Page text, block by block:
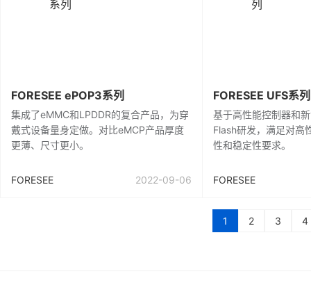
FORESEE ePOP3系列
集成了eMMC和LPDDR的复合产品，为穿
戴式设备量身定做。对比eMCP产品厚度
更薄、尺寸更小。
FORESEE 2022-09-06
FORESEE UFS系列
基于高性能控制器和
Flash研发，满足对高
性和稳定性要求。
FORESEE
1 2 3 4